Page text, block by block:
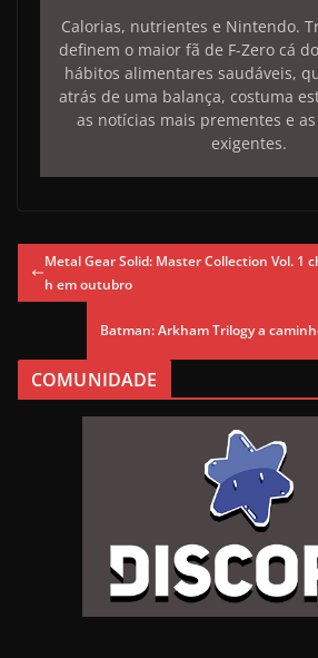
Calorias, nutrientes e Nintendo.
definem o maior fã de F-Zero cá
hábitos alimentares saudáveis,
atrás de uma balança, costuma
as notícias mais prementes e
exigentes.
Metal Gear Solid: Master Collection Vol. 1
h em outubro
Batman: Arkham Trilogy a
COMUNIDADE